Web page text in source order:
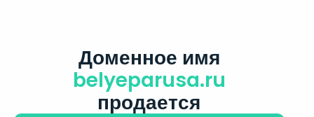
Доменное имя
belyeparusa.ru
продается